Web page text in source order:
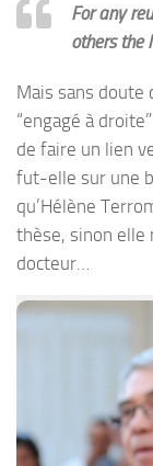
For any
others the
Mais sans doute
“engagé à
de faire un lien
fut-elle sur une
qu’Hélène
thèse, sinon elle
docteur…